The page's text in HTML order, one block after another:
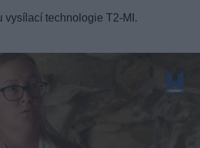
vysílací technologie T2-MI.